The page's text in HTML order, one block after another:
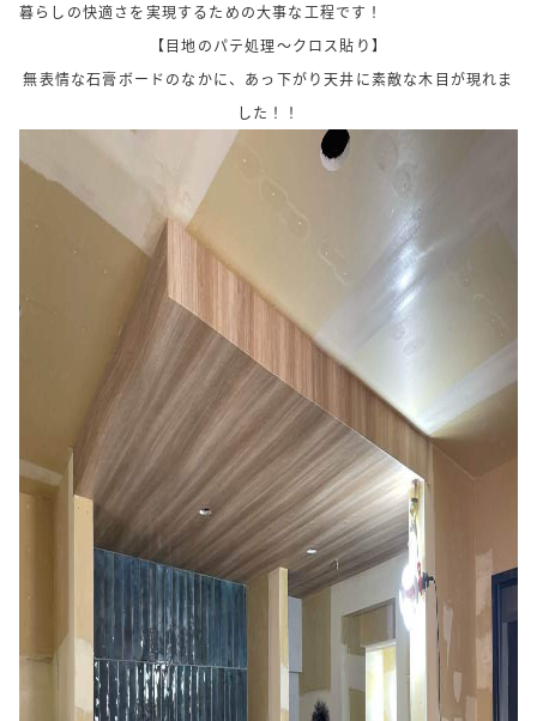
暮らしの快適さを実現するための大事な工程です！
【目地のパテ処理～クロス貼り】
無表情な石膏ボードのなかに、あっ下がり天井に素敵な木目が現れま
した！！